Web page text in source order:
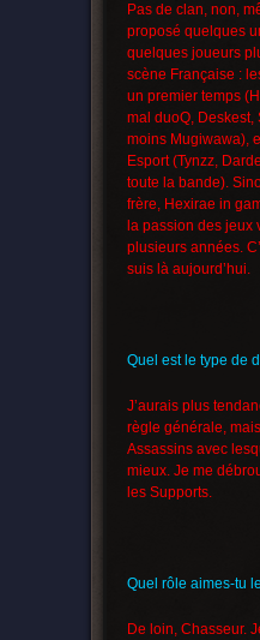
Pas de clan, non,
proposé quelques
quelques joueurs
scène Française :
un premier temps
mal duoQ, Deskest,
moins Mugiwawa),
Esport (Tynzz,
toute la bande).
frère, Hexirae in
la passion des jeux
plusieurs années.
suis là aujourd’hui.
Quel est le type de
J’aurais plus
règle générale,
Assassins avec
mieux. Je me
les Supports.
Quel rôle aimes-tu
De loin, Chasseur.